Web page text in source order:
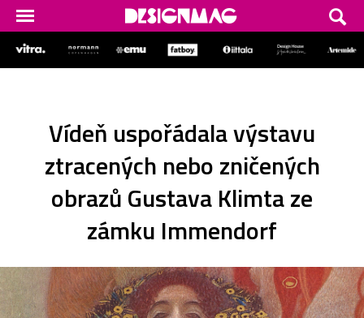
Vídeň uspořádala výstavu
ztracených nebo zničených
obrazů Gustava Klimta ze
zámku Immendorf